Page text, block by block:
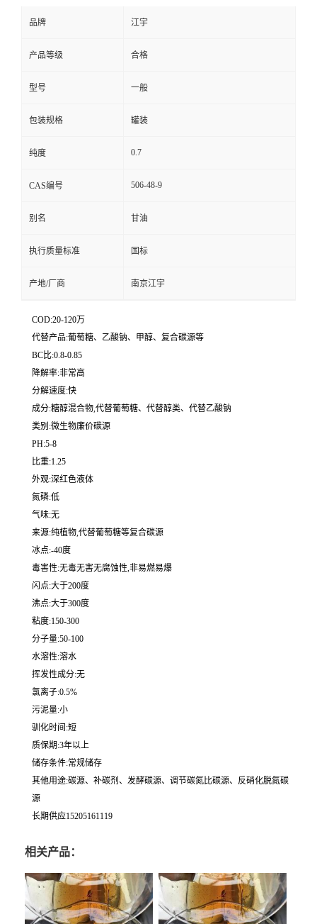
品牌 江宇
产品等级 合格
型号 一般
包装规格 罐装
纯度 0.7
CAS编号 506-48-9
别名 甘油
执行质量标准 国标
产地/厂商 南京江宇
COD:20-120万
代替产品:葡萄糖、乙酸钠、甲醇、复合碳源等
BC比:0.8-0.85
降解率:非常高
分解速度:快
成分:糖醇混合物,代替葡萄糖、代替醇类、代替乙酸钠
类别:微生物廉价碳源
PH:5-8
比重:1.25
外观:深红色液体
氮磷:低
气味:无
来源:纯植物,代替葡萄糖等复合碳源
冰点:-40度
毒害性:无毒无害无腐蚀性,非易燃易爆
闪点:大于200度
沸点:大于300度
粘度:150-300
分子量:50-100
水溶性:溶水
挥发性成分:无
氯离子:0.5%
污泥量:小
驯化时间:短
质保期:3年以上
储存条件:常规储存
其他用途:碳源、补碳剂、发酵碳源、调节碳氮比碳源、反硝化脱氮碳
源
长期供应15205161119
相关产品：